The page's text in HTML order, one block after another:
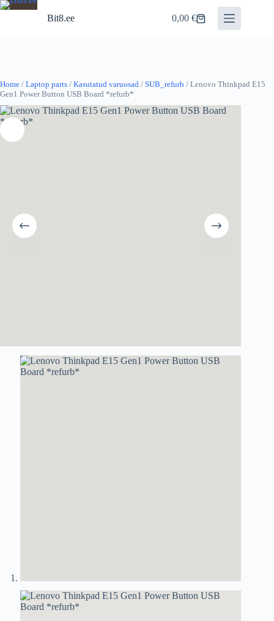
Skip
Bit8.ee
Shopping
0,00€
Home / Laptop parts / Kasutatud varuosad / SUB_refurb / Lenovo Thinkpad E15
Gen1 Power Button USB Board *refurb*